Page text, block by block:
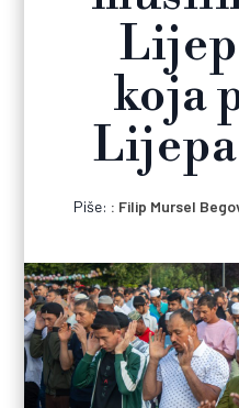
koja
Piše: Filip Mursel